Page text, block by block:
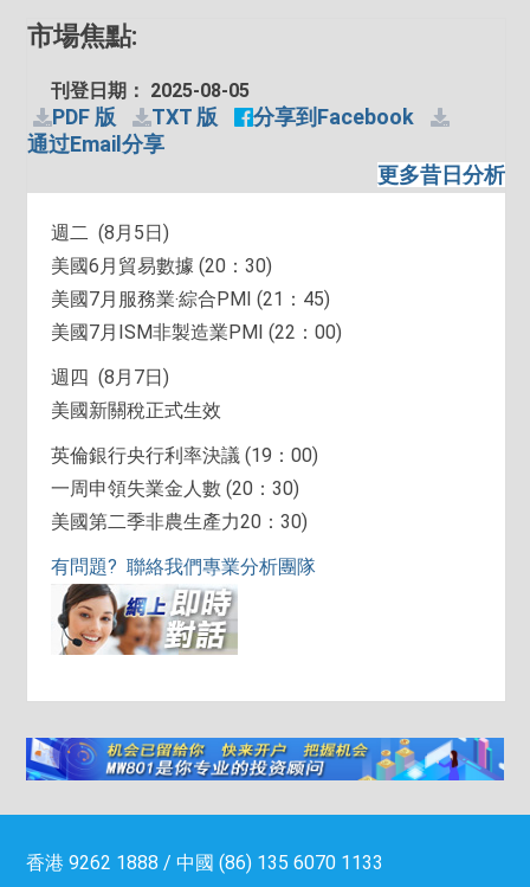
市場焦點:
刊登日期： 2025-08-05
PDF 版 TXT 版
分享到Facebook
通过Email分享
更多昔日分析
週二 (8月5日)
美國6月貿易數據 (20：30)
美國7月服務業‧綜合PMI (21：45)
美國7月ISM非製造業PMI (22：00)
週四 (8月7日)
美國新關稅正式生效
英倫銀行央行利率決議 (19：00)
一周申領失業金人數 (20：30)
美國第二季非農生產力20：30)
有問題? 聯絡我們專業分析團隊
香港 9262 1888 / 中國 (86) 135 6070 1133